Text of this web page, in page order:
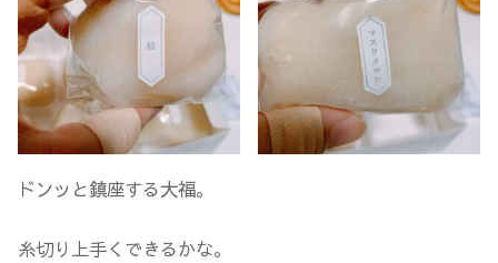
ドンッと鎮座する大福。
糸切り上手くできるかな。